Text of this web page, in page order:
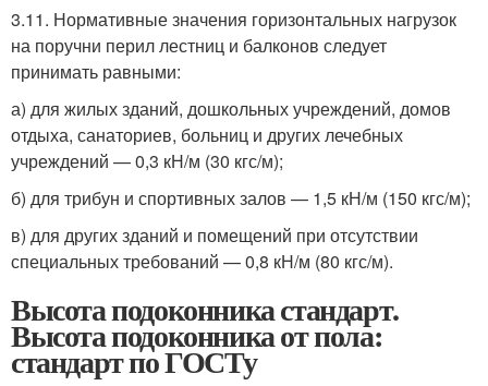
3.11. Нормативные значения горизонтальных нагрузок
на поручни перил лестниц и балконов следует
принимать равными:
а) для жилых зданий, дошкольных учреждений, домов
отдыха, санаториев, больниц и других лечебных
учреждений — 0,3 кН/м (30 кгс/м);
б) для трибун и спортивных залов — 1,5 кН/м (150 кгс/м);
в) для других зданий и помещений при отсутствии
специальных требований — 0,8 кН/м (80 кгс/м).
Высота подоконника стандарт.
Высота подоконника от пола:
стандарт по ГОСТу